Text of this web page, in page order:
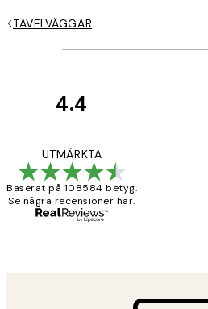
TAVELVÄGGAR
4.4
UTMÄRKTA
Baserat på 108584 betyg.
Se några recensioner här.